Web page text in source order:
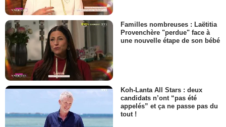
Familles nombreuses : Laëtitia
Provenchère "perdue" face à
une nouvelle étape de son bébé
Koh-Lanta All Stars : deux
candidats n’ont “pas été
appelés” et ça ne passe pas du
tout !